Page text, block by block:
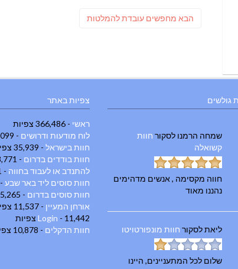
הבא פוסט
מחפשים עובדת להמלטות
צפיות באתר
ראשי - 366,486 צפיות
לוח מודעות ודרושים - 44,099 צפיות
חוות בישראל - 35,939 צפיות
חוות בודדים בדרום - 33,771 צפיות
להתנדב או לעבוד בחווה - 29,941 צפיות
חוות סוסים ליד באר שבע - 17,905 צפיות
חוות סוסים בדרום - 15,265 צפיות
אורחן המעיין - 11,537 צפיות
Login - 11,442 צפיות
חוות הדקלים - 10,878 צפיות
גולשים
שמחה הרמנו לסקור חוות
קשואלה
חווה מקסימה , אנשים מדהימים
נהננו מאוד
ליאתלסקור חוות מונפורטויטו
שלום לכל המתעניינים, היינו